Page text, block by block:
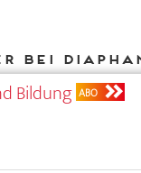
Bildung ABO